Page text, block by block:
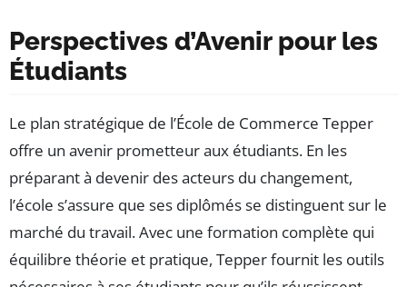
Perspectives d’Avenir pour les
Étudiants
Le plan stratégique de l’École de Commerce Tepper
offre un avenir prometteur aux étudiants. En les
préparant à devenir des acteurs du changement,
l’école s’assure que ses diplômés se distinguent sur le
marché du travail. Avec une formation complète qui
équilibre théorie et pratique, Tepper fournit les outils